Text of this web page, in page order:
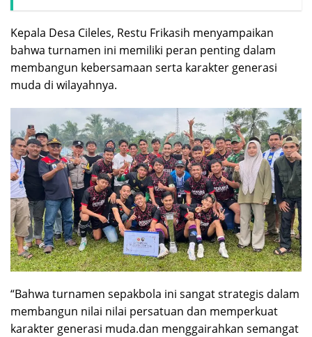
Kepala Desa Cileles, Restu Frikasih menyampaikan
bahwa turnamen ini memiliki peran penting dalam
membangun kebersamaan serta karakter generasi
muda di wilayahnya.
“Bahwa turnamen sepakbola ini sangat strategis dalam
membangun nilai nilai persatuan dan memperkuat
karakter generasi muda.dan menggairahkan semangat